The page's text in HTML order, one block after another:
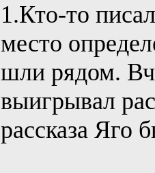
1.Кто-то
место
шли рядом.
выигрывал
рассказа Яго